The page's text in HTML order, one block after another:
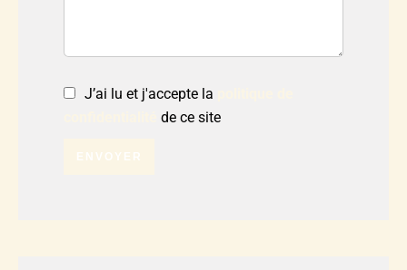
J’ai lu et j'accepte la
de ce site
ENVOYER